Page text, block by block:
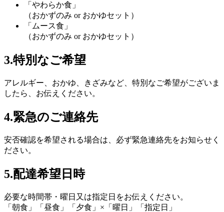
「やわらか食」
（おかずのみ or おかゆセット）
「ムース食」
（おかずのみ or おかゆセット）
3.特別なご希望
アレルギー、おかゆ、きざみなど、特別なご希望がございま
したら、お伝えください。
4.緊急のご連絡先
安否確認を希望される場合は、必ず緊急連絡先をお知らせく
ださい。
5.配達希望日時
必要な時間帯・曜日又は指定日をお伝えください。
「朝食」「昼食」「夕食」×「曜日」「指定日」